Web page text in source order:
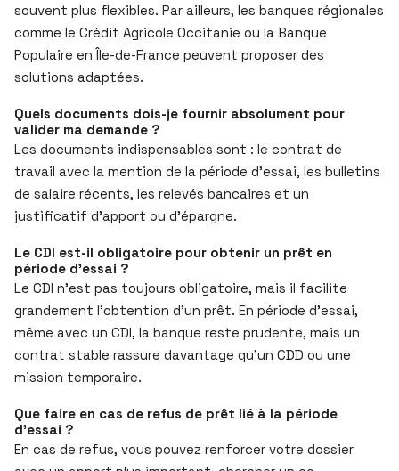
souvent plus flexibles. Par ailleurs, les banques régionales
comme le Crédit Agricole Occitanie ou la Banque
Populaire en Île-de-France peuvent proposer des
solutions adaptées.
Quels documents dois-je fournir absolument pour
valider ma demande ?
Les documents indispensables sont : le contrat de
travail avec la mention de la période d’essai, les bulletins
de salaire récents, les relevés bancaires et un
justificatif d’apport ou d’épargne.
Le CDI est-il obligatoire pour obtenir un prêt en
période d’essai ?
Le CDI n’est pas toujours obligatoire, mais il facilite
grandement l’obtention d’un prêt. En période d’essai,
même avec un CDI, la banque reste prudente, mais un
contrat stable rassure davantage qu’un CDD ou une
mission temporaire.
Que faire en cas de refus de prêt lié à la période
d’essai ?
En cas de refus, vous pouvez renforcer votre dossier